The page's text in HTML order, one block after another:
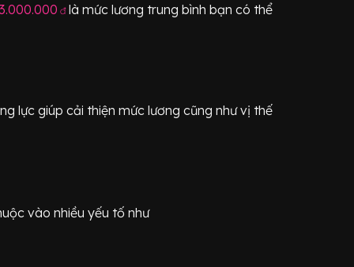
đlà mức lương trung bình bạn có thể
lực giúp cải thiện mức lương cũng như vị thế
vào nhiều yếu tố như